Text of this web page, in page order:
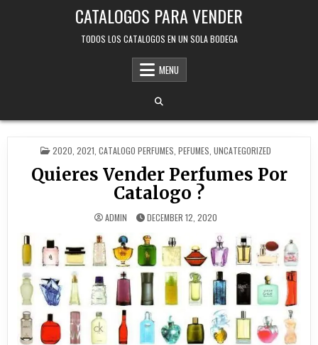
CATALOGOS PARA VENDER
TODOS LOS CATALOGOS EN UN SOLA BODEGA
MENU
POSTED
IN
2020 2021 CATALOGO PERFUMES PEFUMES UNCATEGORIZED
Quieres Vender Perfumes Por
Catalogo ?
ADMIN DECEMBER 12, 2020